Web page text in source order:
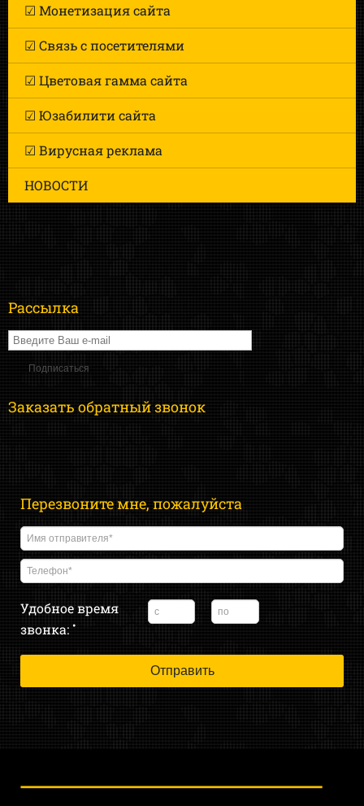
☑ Монетизация сайта
☑ Связь с посетителями
☑ Цветовая гамма сайта
☑ Юзабилити сайта
☑ Вирусная реклама
НОВОСТИ
Рассылка
Заказать обратный звонок
Перезвоните мне, пожалуйста
Удобное время
звонка: •